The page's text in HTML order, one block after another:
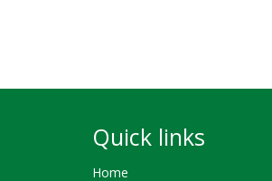
Quick links
Home